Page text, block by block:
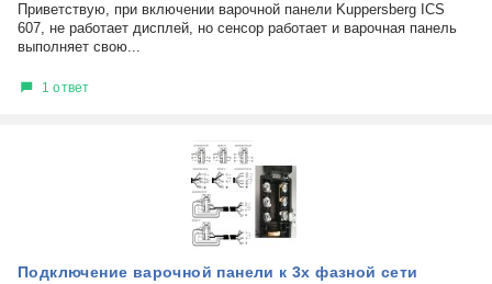
Приветствую, при включении варочной панели Kuppersberg ICS
607, не работает дисплей, но сенсор работает и варочная панель
выполняет свою...
1 ответ
Подключение варочной панели к 3х фазной сети